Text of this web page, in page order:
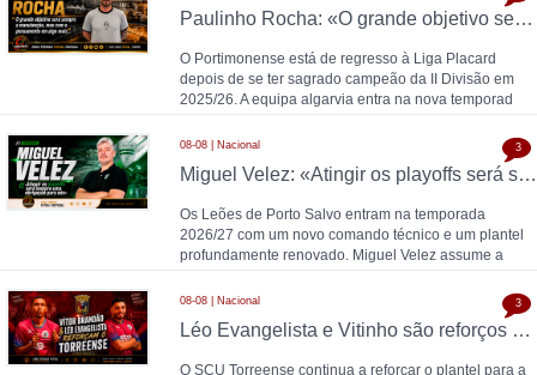
Paulinho Rocha: «O grande objetivo será sempre a manutenção, mas com o pensamento em algo mais»
O Portimonense está de regresso à Liga Placard
depois de se ter sagrado campeão da II Divisão em
2025/26. A equipa algarvia entra na nova temporad
08-08 | Nacional
Miguel Velez: «Atingir os playoffs será sempre uma obrigação para nós»
Os Leões de Porto Salvo entram na temporada
2026/27 com um novo comando técnico e um plantel
profundamente renovado. Miguel Velez assume a
equipa pr
3
08-08 | Nacional
Léo Evangelista e Vitinho são reforços do Torreense para 2026/2027
O SCU Torreense continua a reforçar o plantel para a
3